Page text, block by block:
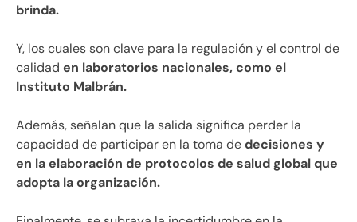
brinda.
Y, los cuales son clave para la regulación y el control de
calidad en laboratorios nacionales, como el
Instituto Malbrán.
Además, señalan que la salida significa perder la
capacidad de participar en la toma dedecisiones y
en la elaboración de protocolos de salud global que
adopta la organización.